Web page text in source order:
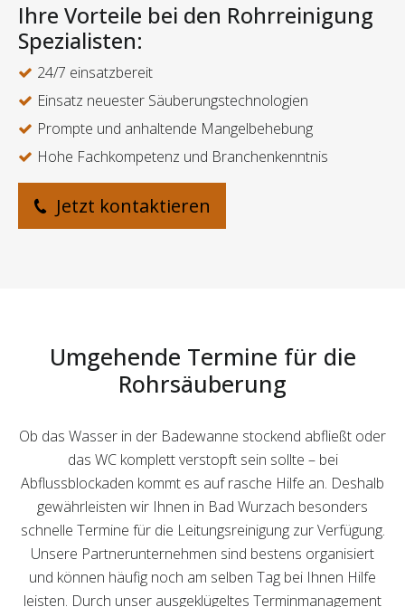
Ihre Vorteile bei den Rohrreinigung
Spezialisten:
24/7 einsatzbereit
Einsatz neuester Säuberungstechnologien
Prompte und anhaltende Mangelbehebung
Hohe Fachkompetenz und Branchenkenntnis
Jetzt kontaktieren
Umgehende Termine für die
Rohrsäuberung
Ob das Wasser in der Badewanne stockend abfließt oder
das WC komplett verstopft sein sollte – bei
Abflussblockaden kommt es auf rasche Hilfe an. Deshalb
gewährleisten wir Ihnen in Bad Wurzach besonders
schnelle Termine für die Leitungsreinigung zur Verfügung.
Unsere Partnerunternehmen sind bestens organisiert
und können häufig noch am selben Tag bei Ihnen Hilfe
leisten. Durch unser ausgeklügeltes Terminmanagement